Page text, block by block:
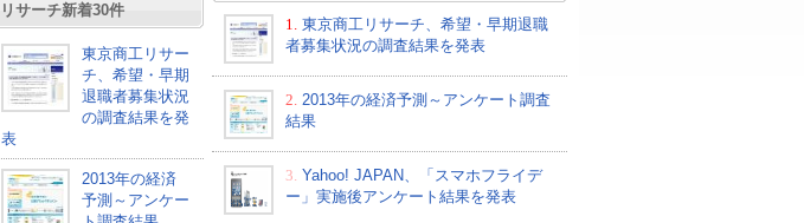
リサーチ新着30件
東京商工リサー
チ、希望・早期
退職者募集状況
の調査結果を発
表
2013年の経済
予測～アンケー
1.
東京商工リサーチ、希望・早期退職
者募集状況の調査結果を発表
2. 2013年の経済予測～アンケート調査
結果
3. Yahoo! JAPAN、「スマホフライデ
ー」実施後アンケート結果を発表